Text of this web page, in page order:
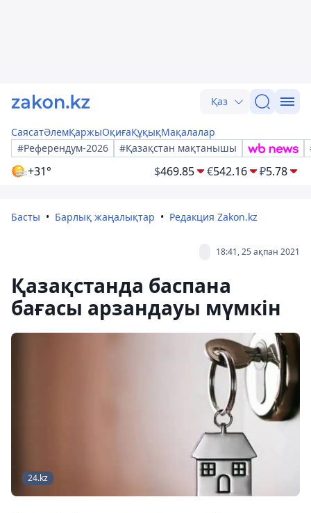
Қаз
СаясатӘлемҚаржыОқиғаҚұқықМақалалар
#Референдум-2026
#Қазақстан мақтанышы
+31° $469.85 €542.16 ₽5.78
Басты Барлық жаңалықтар Редакция Zakon.kz
18:41, 25 ақпан 2021
Қазақстанда баспана
бағасы арзандауы мүмкін
24.kz